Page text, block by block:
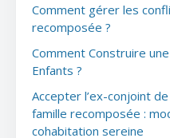
Comment gérer les
recomposée ?
Comment Construire
Enfants ?
Accepter l’ex-conjoint
famille recomposée :
cohabitation sereine